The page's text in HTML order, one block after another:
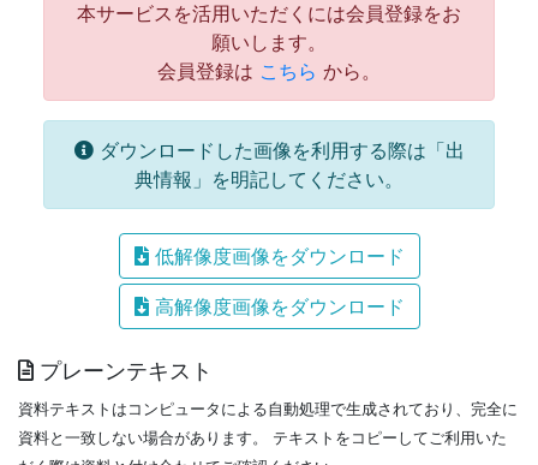
本サービスを活用いただくには会員登録をお
願いします。
会員登録は こちら から。
ダウンロードした画像を利用する際は「出
典情報」を明記してください。
低解像度画像をダウンロード
高解像度画像をダウンロード
プレーンテキスト
資料テキストはコンピュータによる自動処理で生成されており、完全に
資料と一致しない場合があります。 テキストをコピーしてご利用いた